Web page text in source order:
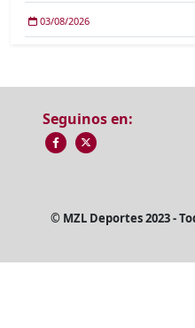
03/08/2026
Seguinos en:
© MZL Deportes 2023 -